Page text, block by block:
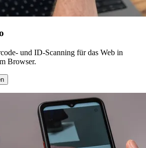
und ID-Scanning für das Web in
Browser.